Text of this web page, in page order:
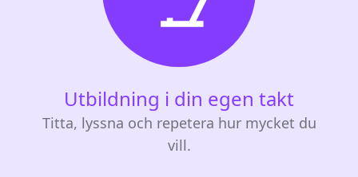
Utbildning i din egen takt
Titta, lyssna och repetera hur mycket du
vill.